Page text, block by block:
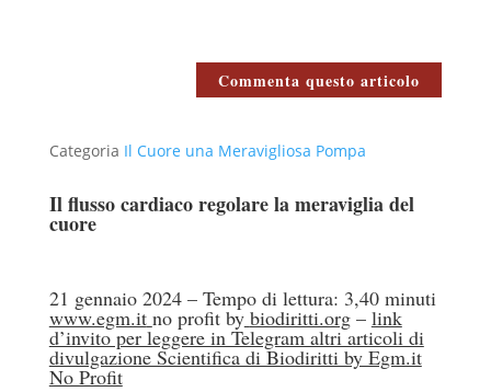
Commenta questo articolo
Categoria Il Cuore una Meravigliosa Pompa
Il flusso cardiaco regolare la meraviglia del
cuore
21 gennaio 2024 – Tempo di lettura: 3,40 minuti
www.egm.it no profit by biodiritti.org – link
d’invito per leggere in Telegram altri articoli di
divulgazione Scientifica di Biodiritti by Egm.it
No Profit